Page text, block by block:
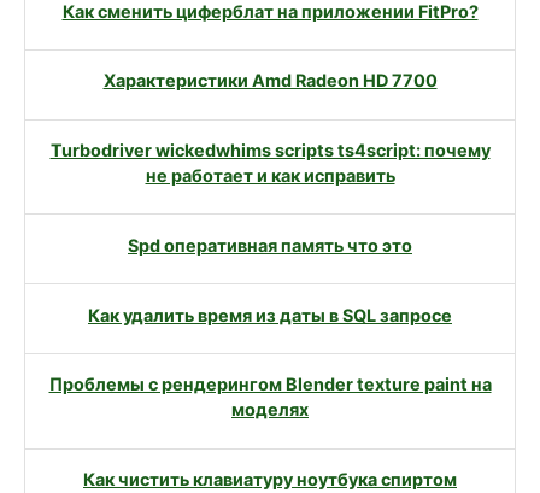
Как сменить циферблат на приложении FitPro?
Характеристики Amd Radeon HD 7700
Turbodriver wickedwhims scripts ts4script: почему
не работает и как исправить
Spd оперативная память что это
Как удалить время из даты в SQL запросе
Проблемы с рендерингом Blender texture paint на
моделях
Как чистить клавиатуру ноутбука спиртом